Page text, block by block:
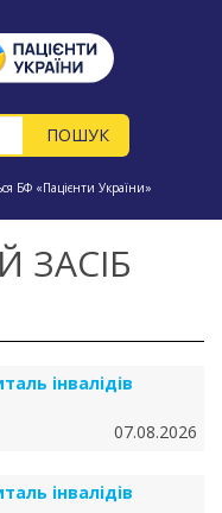
БФ «Пацієнти України»
ЗАСІБ
інвалідів
07.08.2026
інвалідів